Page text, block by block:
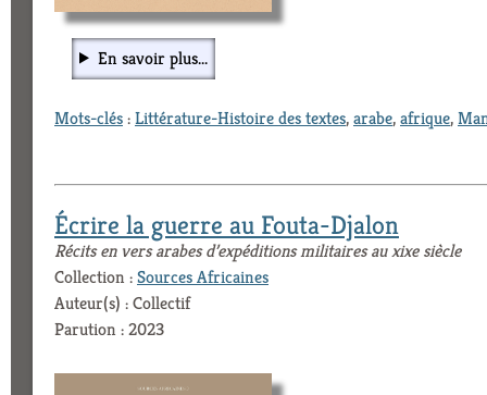
En savoir plus...
Mots-clés:Littérature-Histoire des textes,arabe,afrique,
Écrire la guerre au Fouta-Djalon
Récits en vers arabes d’expéditions militaires au xixe siècle
Collection :Sources Africaines
Auteur(s) : Collectif
Parution : 2023